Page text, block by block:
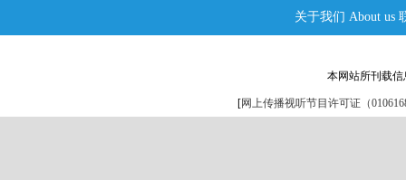
关于我们 About us
本网站所刊载
[网上传播视听节目许可证（